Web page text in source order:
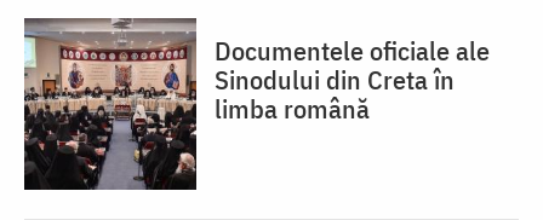
Documentele oficiale ale
Sinodului din Creta în
limba română